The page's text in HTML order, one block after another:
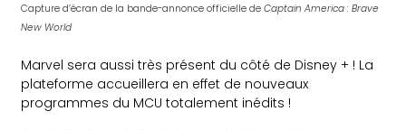
Capture d’écran de la bande-annonce officielle deCaptain America : Brave
New World
Marvel sera aussi très présent du côté de Disney + ! La
plateforme accueillera en effet de nouveaux
programmes du MCU totalement inédits !